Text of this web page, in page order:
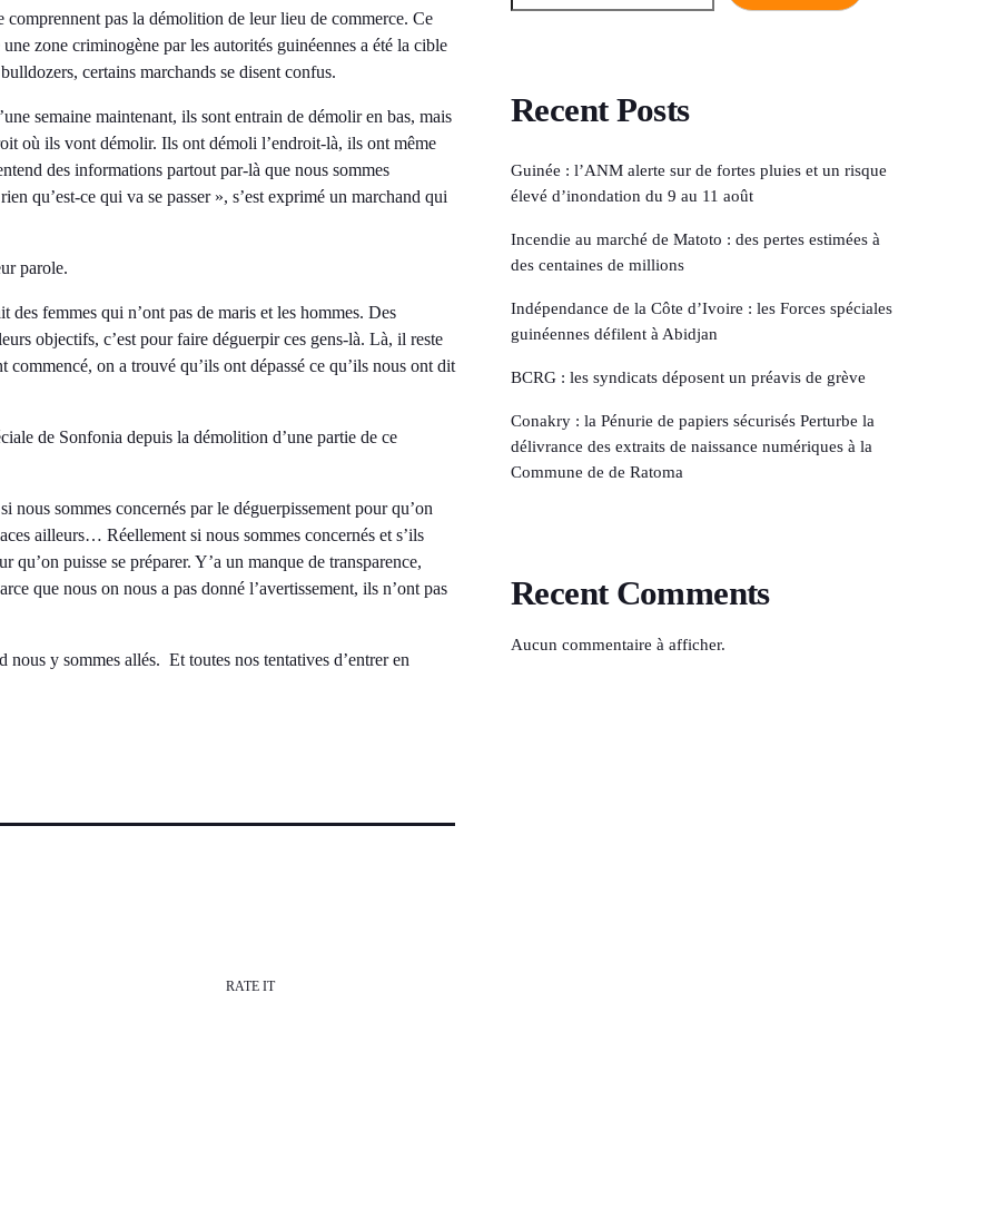
comprennent pas la démolition de leur lieu de commerce. Ce
zone criminogène par les autorités guinéennes a été la cible
certains marchands se disent confus.
semaine maintenant, ils sont entrain de démolir en bas, mais
où ils vont démolir. Ils ont démoli l’endroit-là, ils ont même
des informations partout par-là que nous sommes
qu’est-ce qui va se passer », s’est exprimé un marchand qui
parole.
des femmes qui n’ont pas de maris et les hommes. Des
objectifs, c’est pour faire déguerpir ces gens-là. Là, il reste
on a trouvé qu’ils ont dépassé ce qu’ils nous ont dit
de Sonfonia depuis la démolition d’une partie de ce
sommes concernés par le déguerpissement pour qu’on
ailleurs… Réellement si nous sommes concernés et s’ils
puisse se préparer. Y’a un manque de transparence,
que nous on nous a pas donné l’avertissement, ils n’ont pas
y sommes allés. Et toutes nos tentatives d’entrer en
RATE IT
Recent Posts
Guinée : l’ANM alerte sur de fortes pluies et un risque
élevé d’inondation du 9 au 11 août
Incendie au marché de Matoto : des pertes estimées à
des centaines de millions
Indépendance de la Côte d’Ivoire : les Forces spéciales
guinéennes défilent à Abidjan
BCRG : les syndicats déposent un préavis de grève
Conakry : la Pénurie de papiers sécurisés Perturbe la
délivrance des extraits de naissance numériques à la
Commune de de Ratoma
Recent Comments
Aucun commentaire à afficher.